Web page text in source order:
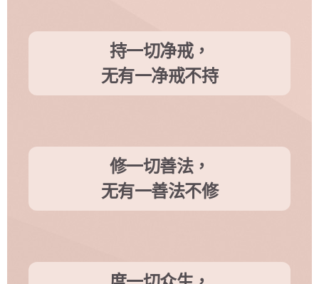
持一切净戒，
无有一净戒不持
修一切善法，
无有一善法不修